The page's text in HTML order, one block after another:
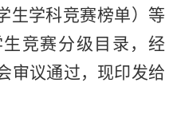
生学科竞赛榜单）等
竞赛分级目录，经
审议通过，现印发给